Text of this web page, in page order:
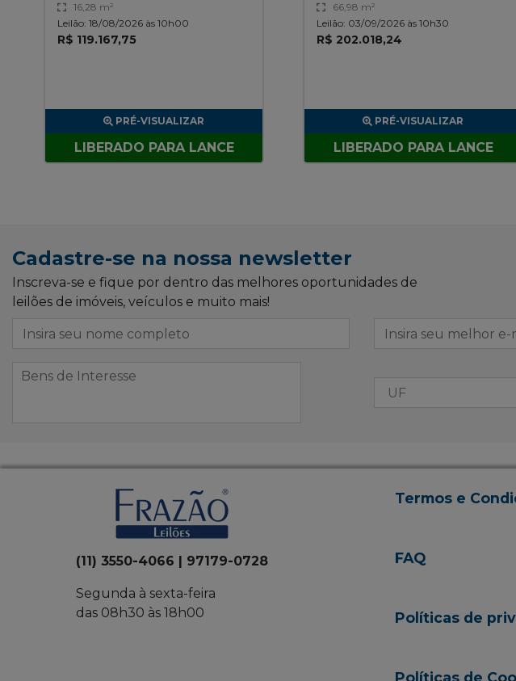
16,28 m²
Leilão: 18/08/2026 às 10h00
R$ 119.167,75
PRÉ-VISUALIZAR
LIBERADO PARA LANCE
66,98 m²
Leilão: 03/09/2026 às 10h30
R$ 202.018,24
PRÉ-VISUALIZAR
LIBERADO PARA LANCE
Cadastre-se na nossa newsletter
Inscreva-se e fique por dentro das melhores oportunidades de
leilões de imóveis, veículos e muito mais!
(11) 3550-4066 | 97179-0728
Segunda à sexta-feira
das 08h30 às 18h00
Termos e
FAQ
Políticas de
Políticas de